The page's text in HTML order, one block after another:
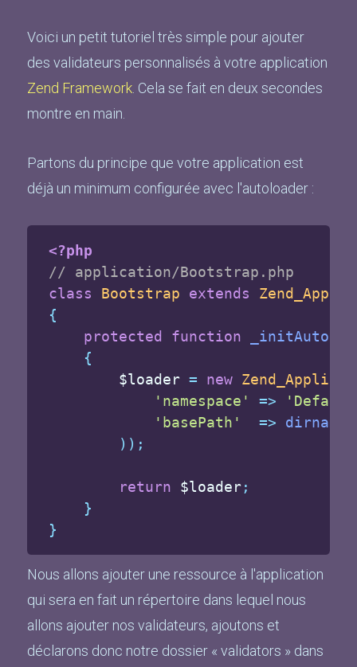
Voici un petit tutoriel très simple pour ajouter
des validateurs personnalisés à votre application
Zend Framework. Cela se fait en deux secondes
montre en main.
Partons du principe que votre application est
déjà un minimum configurée avec l'autoloader :
<?php
// application/Bootstrap.php
class
Bootstrap extends
{
protected
function
{
$loader = new
'namespace'
=>
'basePath'
=> dirname
) ) ;
return $loader;
}
}
Nous allons ajouter une ressource à l'application
qui sera en fait un répertoire dans lequel nous
allons ajouter nos validateurs, ajoutons et
déclarons donc notre dossier « validators » dans